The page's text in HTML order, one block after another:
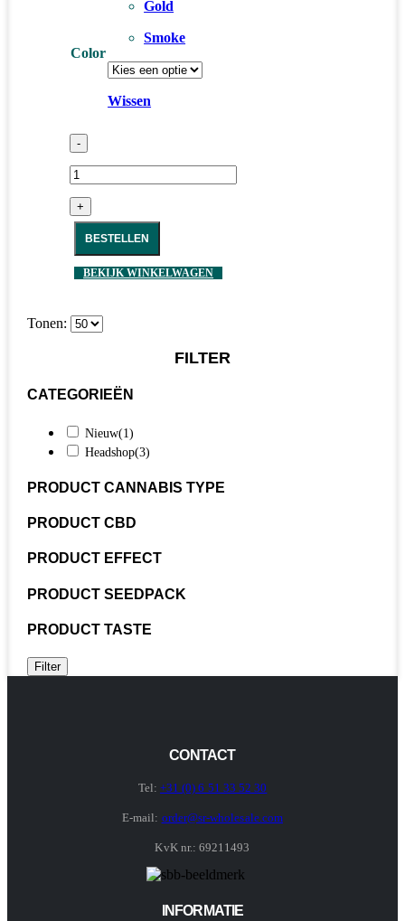
Color
Gold
Smoke
Wissen
-
+
BESTELLEN
BEKIJK WINKELWAGEN
Tonen:
FILTER
CATEGORIEËN
Nieuw(1)
Headshop(3)
PRODUCT CANNABIS TYPE
PRODUCT CBD
PRODUCT EFFECT
PRODUCT SEEDPACK
PRODUCT TASTE
Filter
CONTACT
Tel: +31 (0) 6 51 33 52 30
E-mail: order@sr-wholesale.com
KvK nr.: 69211493
INFORMATIE